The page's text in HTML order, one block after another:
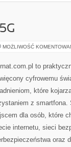
MOŻLIWOŚĆ
to
cyfrowemu
które
z
dla osób, które
internetu, sieci
oraz